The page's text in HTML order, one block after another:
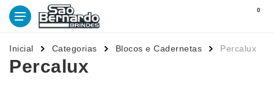
0
Inicial Categorias Blocos e Cadernetas Percalux
Percalux